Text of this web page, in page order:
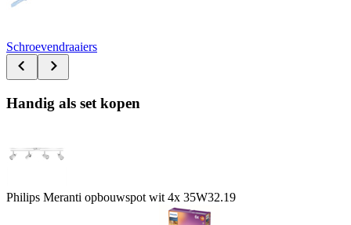
Schroevendraaiers
Handig als set kopen
Philips Meranti opbouwspot wit 4x 35W32.19